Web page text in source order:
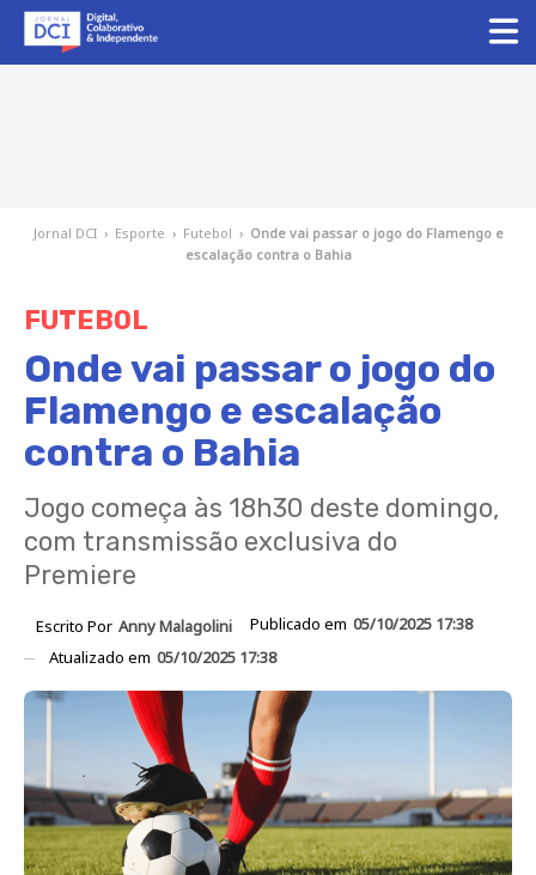
Jornal DCI › Esporte › Futebol › Onde vai passar o jogo do Flamengo e
escalação contra o Bahia
FUTEBOL
Onde vai passar o jogo do
Flamengo e escalação
contra o Bahia
Jogo começa às 18h30 deste domingo,
com transmissão exclusiva do
Premiere
Escrito Por Anny Malagolini Publicado em 05/10/2025 17:38
Atualizado em 05/10/2025 17:38